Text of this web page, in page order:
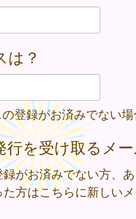
は？
登録がお済みでない
行を受け取るメ
がお済みでない方、
た方はこちらに新しい